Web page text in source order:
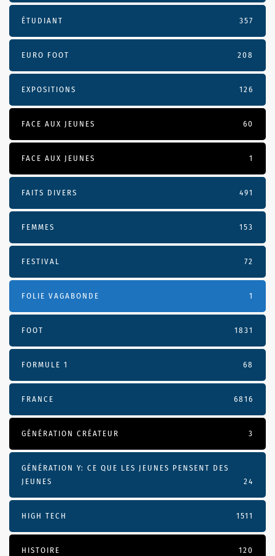
ÉTUDIANT 357
EURO FOOT 208
EXPOSITIONS 126
FACE AUX JEUNES 60
FACE AUX JEUNES 1
FAITS DIVERS 491
FEMMES 153
FESTIVAL 72
FOLIE VAGABONDE 1
FOOT 1831
FORMULE 1 68
FRANCE 6816
GÉNÉRATION CRÉATEUR 3
GÉNÉRATION Y: CE QUE LES JEUNES PENSENT DES
JEUNES
24
HIGH TECH 1511
HISTOIRE 120